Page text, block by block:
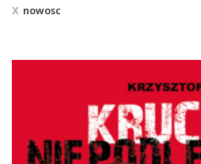
nowosc